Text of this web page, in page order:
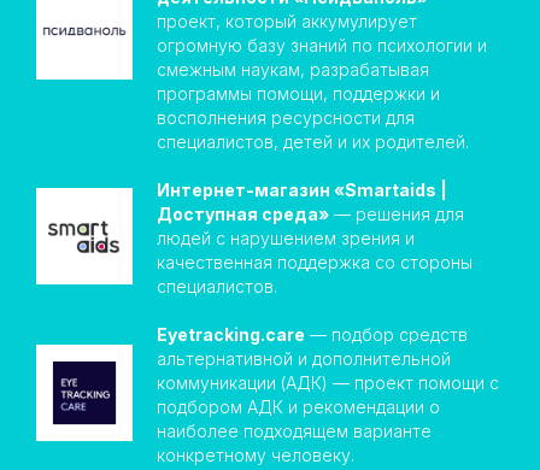
проект, который аккумулирует
огромную базу знаний по психологии и
смежным наукам, разрабатывая
программы помощи, поддержки и
восполнения ресурсности для
специалистов, детей и их родителей.
Интернет-магазин «Smartaids |
Доступная среда» — решения для
людей с нарушением зрения и
качественная поддержка со стороны
специалистов.
Eyetracking.care — подбор средств
альтернативной и дополнительной
коммуникации (АДК) — проект помощи с
подбором АДК и рекомендации о
наиболее подходящем варианте
конкретному человеку.